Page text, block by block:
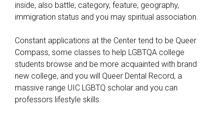
inside, also battle, category, feature, geography,
immigration status and you may spiritual association.
Constant applications at the Center tend to be Queer
Compass, some classes to help LGBTQA college
students browse and be more acquainted with brand
new college, and you will Queer Dental Record, a
massive range UIC LGBTQ scholar and you can
professors lifestyle skills.